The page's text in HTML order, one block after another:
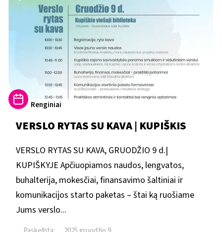
Renginiai
VERSLO RYTAS SU KAVA | KUPIŠKIS
VERSLO RYTAS SU KAVA, GRUODŽIO 9 d.|
KUPIŠKYJE Apčiuopiamos naudos, lengvatos,
buhalterija, mokesčiai, finansavimo šaltiniai ir
komunikacijos starto paketas – štai ką ruošiame
Jums verslo...